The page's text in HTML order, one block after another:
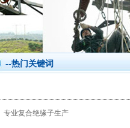
--热门关键词
专业复合绝缘子生产